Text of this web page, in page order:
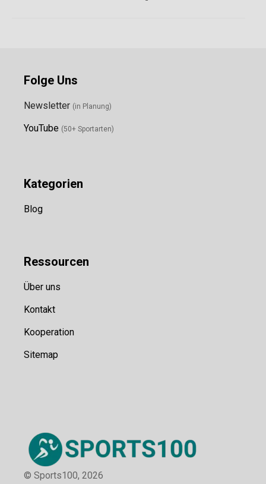
Folge Uns
Newsletter (in Planung)
YouTube (50+ Sportarten)
Kategorien
Blog
Ressourcen
Über uns
Kontakt
Kooperation
Sitemap
© Sports100, 2026